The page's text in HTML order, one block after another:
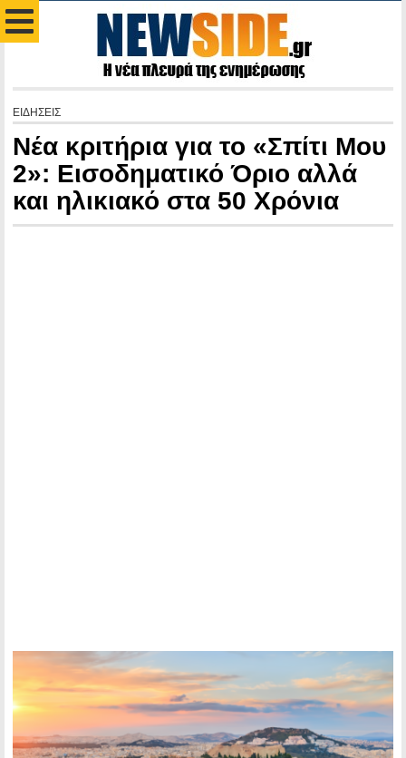
ΕΙΔΗΣΕΙΣ
Νέα κριτήρια για το «Σπίτι Μου
2»: Εισοδηματικό Όριο αλλά
και ηλικιακό στα 50 Χρόνια